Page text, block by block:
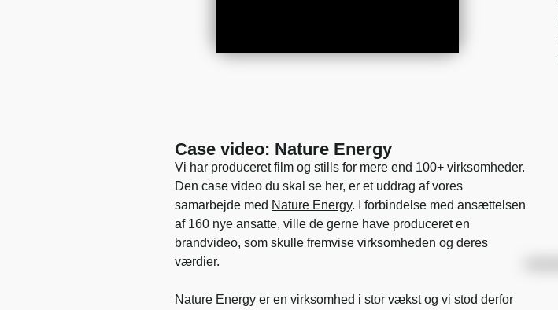
Case video: Nature Energy
Vi har produceret film og stills for mere end 100+ virksomheder.
Den case video du skal se her, er et uddrag af vores
samarbejde med Nature Energy. I forbindelse med ansættelsen
af 160 nye ansatte, ville de gerne have produceret en
brandvideo, som skulle fremvise virksomheden og deres
værdier.
Nature Energy er en virksomhed i stor vækst og vi stod derfor